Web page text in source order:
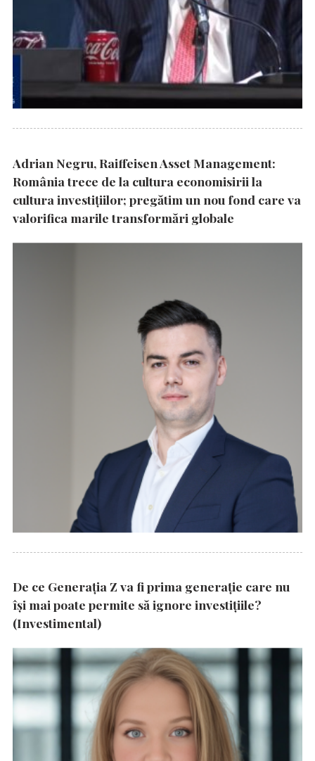
Adrian Negru, Raiffeisen Asset Management:
România trece de la cultura economisirii la
cultura investițiilor; pregătim un nou fond care va
valorifica marile transformări globale
De ce Generația Z va fi prima generație care nu
își mai poate permite să ignore investițiile?
(Investimental)